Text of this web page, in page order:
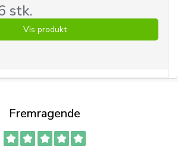
stk.
Vis produkt
Fremragende